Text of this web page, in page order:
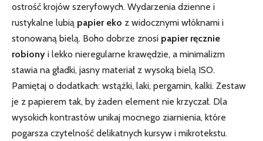
ostrość krojów szeryfowych. Wydarzenia dzienne i
rustykalne lubią papier eko z widocznymi włóknami i
stonowaną bielą. Boho dobrze znosi papier ręcznie
robiony i lekko nieregularne krawędzie, a minimalizm
stawia na gładki, jasny materiał z wysoką bielą ISO.
Pamiętaj o dodatkach: wstążki, laki, pergamin, kalki. Zestaw
je z papierem tak, by żaden element nie krzyczał. Dla
wysokich kontrastów unikaj mocnego ziarnienia, które
pogarsza czytelność delikatnych kursyw i mikrotekstu.